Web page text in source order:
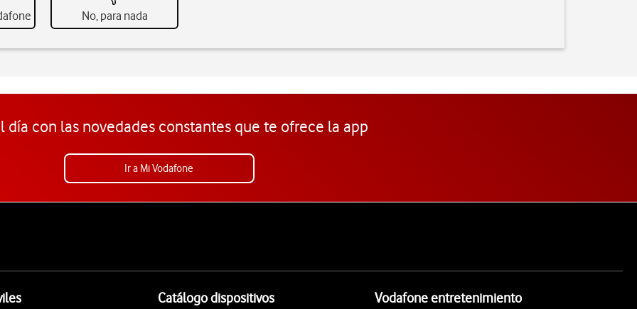
No, para nada
día con las novedades constantes que te ofrece la app
Ir a Mi Vodafone
Catálogo dispositivos Vodafone entretenimiento